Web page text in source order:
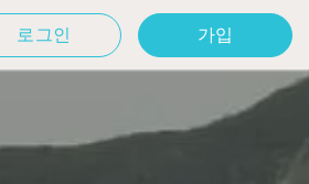
로그인 가입